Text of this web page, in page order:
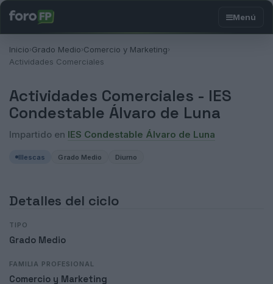
Inicio›Grado Medio›Comercio y Marketing›
Actividades Comerciales
Actividades Comerciales - IES
Condestable Álvaro de Luna
Impartido en IES Condestable Álvaro de Luna
Illescas Grado Medio Diurno
Detalles del ciclo
TIPO
Grado Medio
FAMILIA PROFESIONAL
Comercio y Marketing